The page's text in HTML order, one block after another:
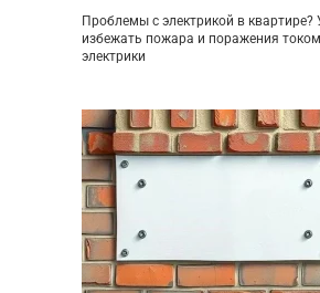
Проблемы с электрикой в квартире?
избежать пожара и поражения
электрики